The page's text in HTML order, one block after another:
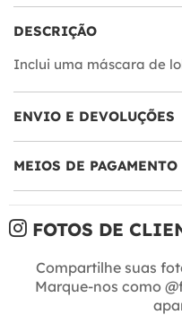
DESCRIÇÃO
Inclui uma máscara de
ENVIO E DEVOLUÇÕES
MEIOS DE PAGAMENTO
FOTOS DE
Compartilhe suas
Marque-nos como